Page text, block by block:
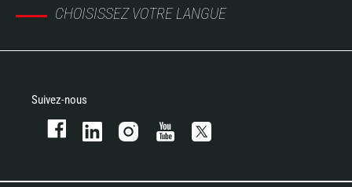
CHOISISSEZ VOTRE LANGUE
Suivez-nous